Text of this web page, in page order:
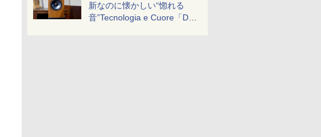
新なのに懐かしい“惚れる
音”Tecnologia e Cuore「DS-